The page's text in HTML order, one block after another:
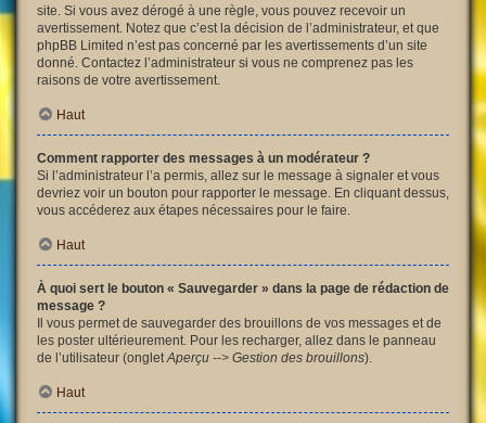
site. Si vous avez dérogé à une règle, vous pouvez recevoir un
avertissement. Notez que c’est la décision de l’administrateur, et que
phpBB Limited n’est pas concerné par les avertissements d’un site
donné. Contactez l’administrateur si vous ne comprenez pas les
raisons de votre avertissement.
Haut
Comment rapporter des messages à un modérateur ?
Si l’administrateur l’a permis, allez sur le message à signaler et vous
devriez voir un bouton pour rapporter le message. En cliquant dessus,
vous accéderez aux étapes nécessaires pour le faire.
Haut
À quoi sert le bouton « Sauvegarder » dans la page de rédaction de
message ?
Il vous permet de sauvegarder des brouillons de vos messages et de
les poster ultérieurement. Pour les recharger, allez dans le panneau
de l’utilisateur (ongletAperçu --> Gestion des brouillons).
Haut